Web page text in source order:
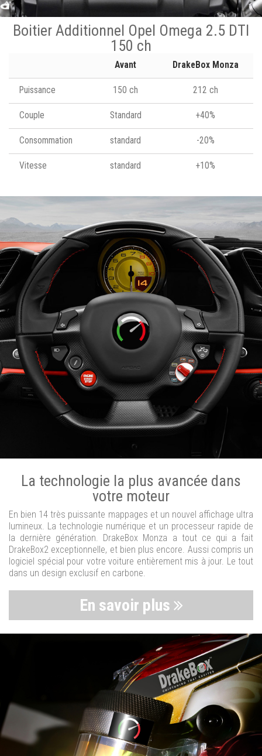
Boitier Additionnel Opel Omega 2.5 DTI
150 ch
Avant DrakeBox Monza
Puissance 150 ch 212 ch
Couple Standard +40%
Consommation standard -20%
Vitesse standard +10%
La technologie la plus avancée dans
votre moteur
En bien 14 très puissante mappages et un nouvel affichage ultra
lumineux. La technologie numérique et un processeur rapide de
la dernière génération. DrakeBox Monza a tout ce qui a fait
DrakeBox2 exceptionnelle, et bien plus encore. Aussi compris un
logiciel spécial pour votre voiture entièrement mis à jour. Le tout
dans un design exclusif en carbone.
En savoir plus